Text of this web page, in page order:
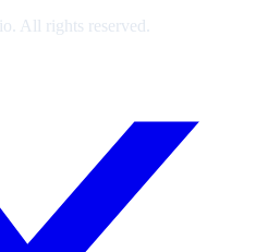
All rights reserved.